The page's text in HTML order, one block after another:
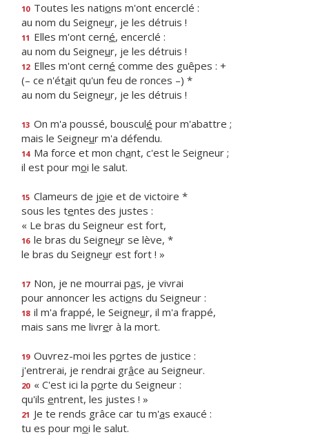
10 Toutes les nations m'ont encerclé :
au nom du Seigneur, je les détruis !
11 Elles m'ont cerné, encerclé :
au nom du Seigneur, je les détruis !
12 Elles m'ont cerné comme des guêpes : +
(– ce n'était qu'un feu de ronces –) *
au nom du Seigneur, je les détruis !
13 On m'a poussé, bousculé pour m'abattre ;
mais le Seigneur m'a défendu.
14 Ma force et mon chant, c'est le Seigneur ;
il est pour moi le salut.
15 Clameurs de joie et de victoire *
sous les tentes des justes :
« Le bras du Seigneur est fort,
16 le bras du Seigneur se lève, *
le bras du Seigneur est fort ! »
17 Non, je ne mourrai pas, je vivrai
pour annoncer les actions du Seigneur :
18 il m'a frappé, le Seigneur, il m'a frappé,
mais sans me livrer à la mort.
19 Ouvrez-moi les portes de justice :
j'entrerai, je rendrai grâce au Seigneur.
20 « C'est ici la porte du Seigneur :
qu'ils entrent, les justes ! »
21 Je te rends grâce car tu m'as exaucé :
tu es pour moi le salut.